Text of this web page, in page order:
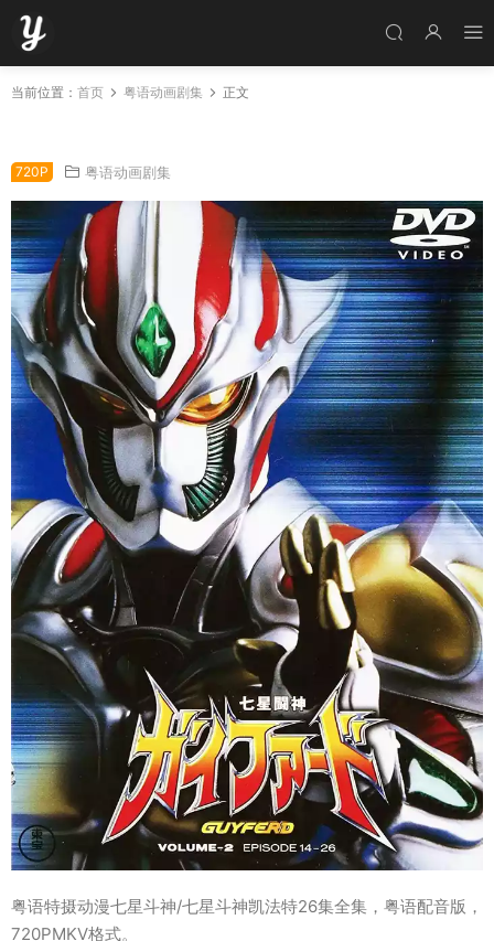
当前位置： 首页 粤语动画剧集 正文
720P 粤语动画剧集
粤语特摄动漫七星斗神/七星斗神凯法特26集全集，粤语配音版，
720PMKV格式。